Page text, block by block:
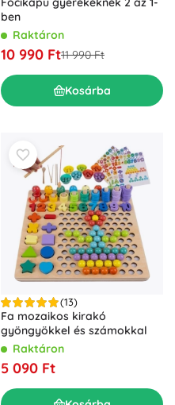
ben
Raktáron
10 990 Ft11 990 Ft
Kosárba
(13)
Fa mozaikos kirakó
gyöngyökkel és számokkal
Raktáron
5 090 Ft